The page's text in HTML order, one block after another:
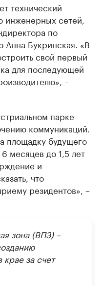
технический
инженерных сетей,
по
Анна Букринская. «В
свой первый
для последующей
–
парке
коммуникаций.
площадку будущего
месяцев до 1,5 лет
и
что
резидентов», –
зона (ВПЗ) –
за счет